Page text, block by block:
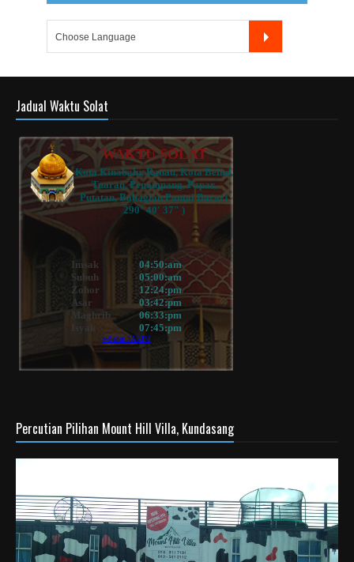
Jadual Waktu Solat
Percutian Pilihan Mount Hill Villa, Kundasang